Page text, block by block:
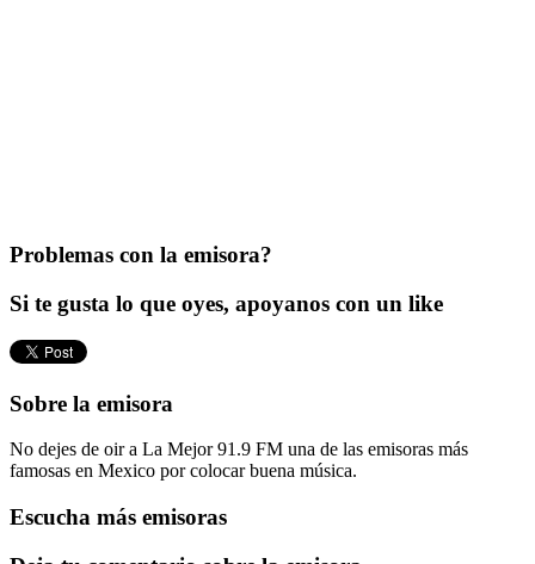
Problemas con la emisora?
Si te gusta lo que oyes, apoyanos con un like
Sobre la emisora
No dejes de oir a La Mejor 91.9 FM una de las emisoras más
famosas en Mexico por colocar buena música.
Escucha más emisoras